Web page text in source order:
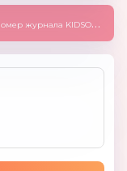
KIDSOBOZ 2025 (сентябрь)